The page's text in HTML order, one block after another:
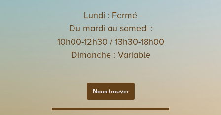
Lundi : Fermé
Du mardi au samedi :
10h00-12h30 / 13h30-18h00
Dimanche : Variable
Nous trouver